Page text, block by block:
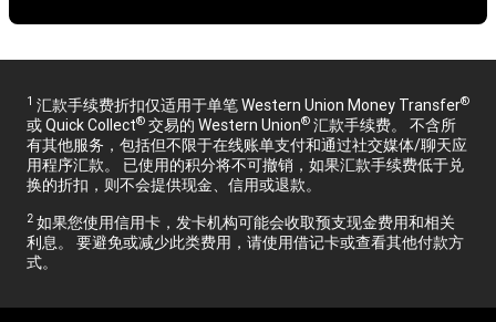
1 汇款手续费折扣仅适用于单笔 Western Union Money Transfer®
或 Quick Collect® 交易的 Western Union® 汇款手续费。 不含所
有其他服务，包括但不限于在线账单支付和通过社交媒体/聊天应
用程序汇款。 已使用的积分将不可撤销，如果汇款手续费低于兑
换的折扣，则不会提供现金、信用或退款。
2 如果您使用信用卡，发卡机构可能会收取预支现金费用和相关
利息。 要避免或减少此类费用，请使用借记卡或查看其他付款方
式。